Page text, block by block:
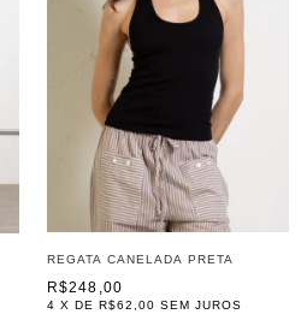
REGATA CANELADA PRETA
R$248,00
4 X DE R$62,00 SEM JUROS